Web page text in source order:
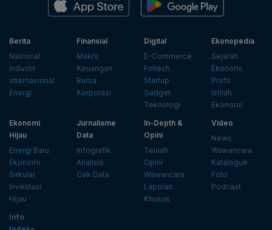
Berita
Nasional
Industri
Internasional
Energi
Finansial
Makro
Keuangan
Bursa
Korporasi
Digital
E-Commerce
Fintech
Startup
Gadget
Teknologi
Ekonopedia
Sejarah
Ekonomi
Profil
Istilah
Ekonomi
Ekonomi
Hijau
Energi Baru
Ekonomi
Sirkular
Investasi
Hijau
Jurnalisme
Data
Infografik
Analisis
Cek Data
In-Depth &
Opini
Telaah
Opini
Wawancara
Laporan
Khusus
Video
News
Wawancara
Katalogue
Foto
Podcast
Info